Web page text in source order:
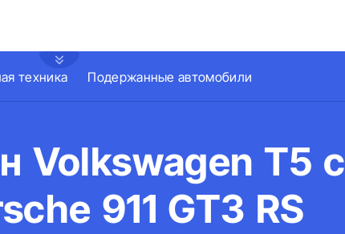
техника Подержанные автомобили
Volkswagen T5 с
911 GT3 RS